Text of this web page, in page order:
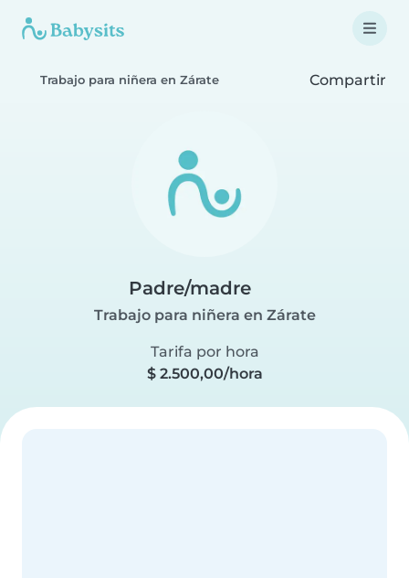
Trabajo para niñera en Zárate Compartir
Padre/madre
Trabajo para niñera en Zárate
Tarifa por hora
$ 2.500,00/hora